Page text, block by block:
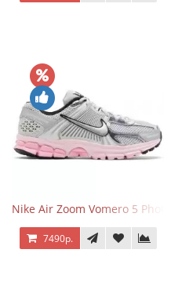
Nike Air Zoom Vomero 5
7490р.